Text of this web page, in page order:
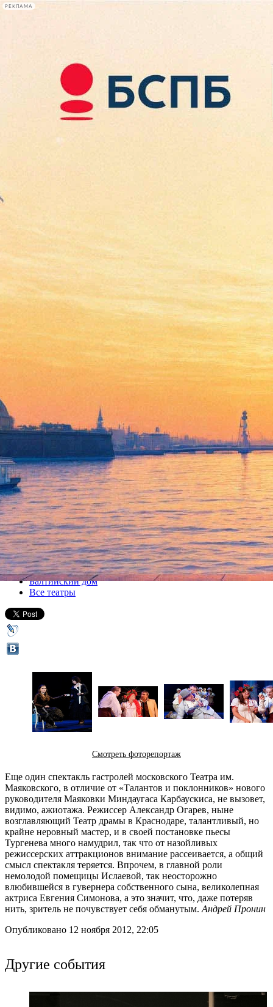
РЕКЛАМА
Сегодня:
2026.08.07
22:15
Афиша Plus
Месяц в деревне
18 ноября 2012, воскресенье-19 ноября 2012, понедельник
Версия для печати
Все спектакли
Балтийский дом
Все театры
Смотреть фоторепортаж
Еще один спектакль гастролей московского Театра им.
Маяковского, в отличие от «Талантов и поклонников» нового
руководителя Маяковки Миндаугаса Карбаускиса, не вызовет,
видимо, ажиотажа. Режиссер Александр Огарев, ныне
возглавляющий Театр драмы в Краснодаре, талантливый, но
крайне неровный мастер, и в своей постановке пьесы
Тургенева много намудрил, так что от назойливых
режиссерских аттракционов внимание рассеивается, а общий
смысл спектакля теряется. Впрочем, в главной роли
немолодой помещицы Ислаевой, так неосторожно
влюбившейся в гувернера собственного сына, великолепная
актриса Евгения Симонова, а это значит, что, даже потеряв
нить, зритель не почувствует себя обманутым. Андрей Пронин
Опубликовано 12 ноября 2012, 22:05
Другие события